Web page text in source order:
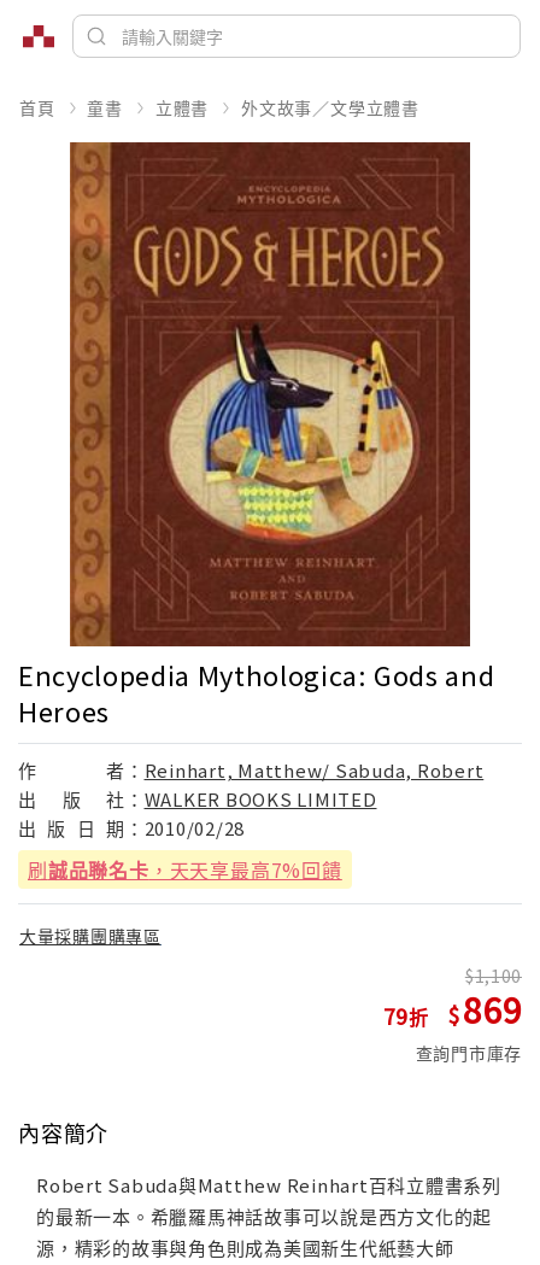
首頁 童書 立體書 外文故事／文學立體書
Encyclopedia Mythologica: Gods and
Heroes
作 者： Reinhart, Matthew/ Sabuda, Robert
出
版 社： WALKER BOOKS LIMITED
出 版 日 期： 2010/02/28
刷誠品聯名卡 ，天天享最高7%回饋
大量採購團購專區
79
1,100
869
查詢門市庫存
內容簡介
Robert Sabuda與Matthew Reinhart百科立體書系列
的最新一本。希臘羅馬神話故事可以說是西方文化的起
源，精彩的故事與角色則成為美國新生代紙藝大師